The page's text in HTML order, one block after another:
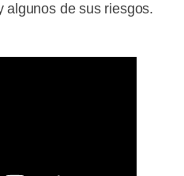
algunos de sus riesgos.